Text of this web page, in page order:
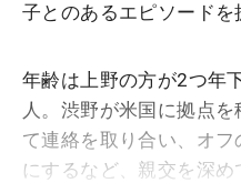
子とのあるエピソードを
年齢は上野の方が2つ年
人。渋野が米国に拠点
て連絡を取り合い、オ
にするなど、親交を深め